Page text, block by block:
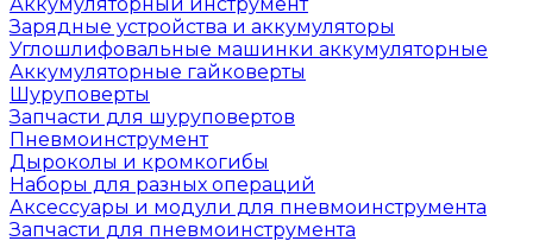
Зарядные устройства и аккумуляторы
Углошлифовальные машинки аккумуляторные
Аккумуляторные гайковерты
Шуруповерты
Запчасти для шуруповертов
Пневмоинструмент
Дыроколы и кромкогибы
Наборы для разных операций
Аксессуары и модули для пневмоинструмента
Запчасти для пневмоинструмента